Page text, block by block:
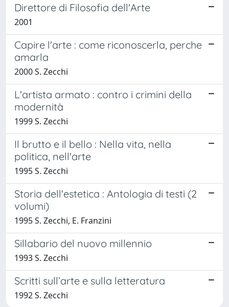
Direttore di Filosofia dell'Arte
2001
Capire l'arte : come riconoscerla, perche
amarla
2000 S. Zecchi
L'artista armato : contro i crimini della
modernità
1999 S. Zecchi
Il brutto e il bello : Nella vita, nella
politica, nell'arte
1995 S. Zecchi
Storia dell'estetica : Antologia di testi (2
volumi)
1995 S. Zecchi, E. Franzini
Sillabario del nuovo millennio
1993 S. Zecchi
Scritti sull’arte e sulla letteratura
1992 S. Zecchi